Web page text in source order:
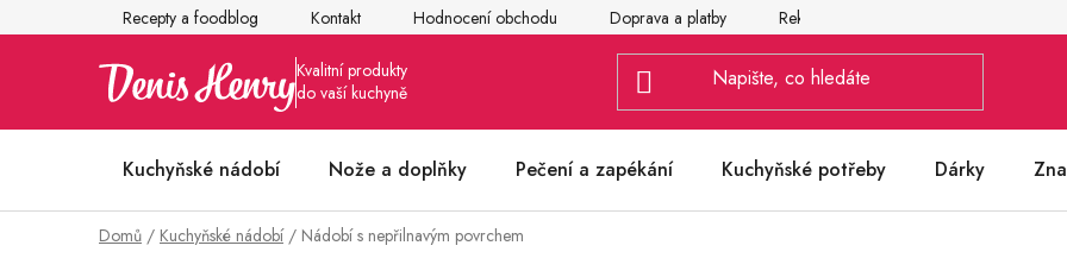
na
Recepty a foodblog Kontakt Hodnocení obchodu Doprava a platby Reklamace
Kuchyňské nádobí Nože a doplňky Pečení a zapékání Kuchyňské potřeby Dárky
Články z kuchyně
Domů / Kuchyňské nádobí / Nádobí s nepřilnavým povrchem